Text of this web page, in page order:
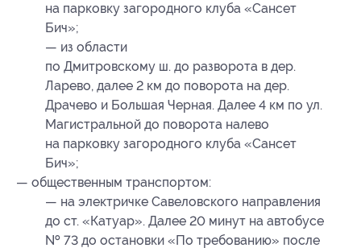
на парковку загородного клуба «Сансет
Бич»;
— из области
по Дмитровскому ш. до разворота в дер.
Ларево, далее 2 км до поворота на дер.
Драчево и Большая Черная. Далее 4 км по ул.
Магистральной до поворота налево
на парковку загородного клуба «Сансет
Бич»;
— общественным транспортом:
— на электричке Савеловского направления
до ст. «Катуар». Далее 20 минут на автобусе
№ 73 до остановки «По требованию» после